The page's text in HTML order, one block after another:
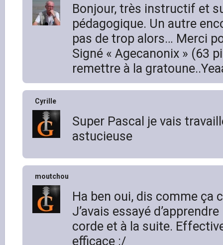
Bonjour, très instructif et
pédagogique. Un autre
pas de trop alors… Merci
Signé « Agecanonix » (63
remettre à la
Cyrille
Super Pascal je vais
astucieuse
moutchou
Ha ben oui, dis comme ça
J’avais essayé
corde et à la suite.
efficace :/